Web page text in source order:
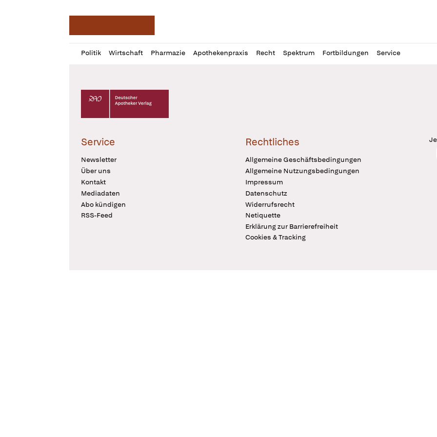
Politik Wirtschaft Pharmazie Apothekenpraxis Recht Spektrum Fortbildungen Service
Profil
öffnen
Daz
Pur
Deutscher Apotheker Verlag Logo
Service
Newsletter
Über uns
Kontakt
Mediadaten
Abo kündigen
RSS-Feed
Rechtliches
Allgemeine Geschäftsbedingungen
Allgemeine Nutzungsbedingungen
Impressum
Datenschutz
Widerrufsrecht
Netiquette
Erklärung zur Barrierefreiheit
Cookies & Tracking